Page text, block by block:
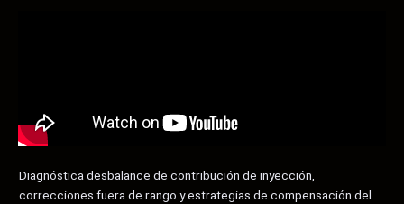
Diagnóstica desbalance de contribución de inyección,
correcciones fuera de rango y estrategias de compensación del